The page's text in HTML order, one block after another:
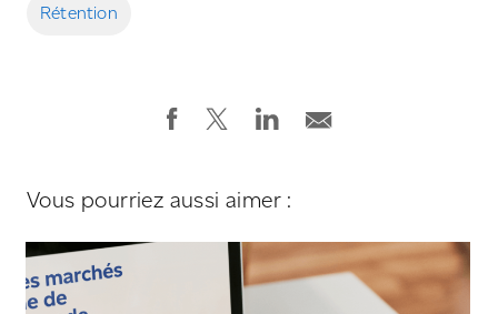
Rétention
Vous pourriez aussi aimer :